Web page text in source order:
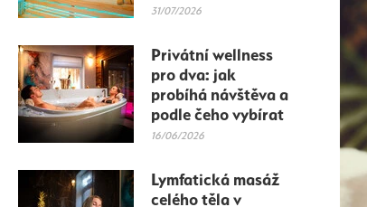
31/07/2026
Privátní wellness
pro dva: jak
probíhá návštěva a
podle čeho vybírat
16/06/2026
Lymfatická masáž
celého těla v